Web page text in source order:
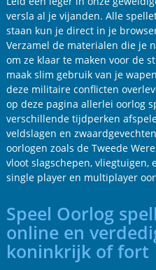
versla al je vijanden. Alle
staan kun je direct in je
Verzamel de materialen die je
om ze klaar te maken voor de
maak slim gebruik van je
deze militaire conflicten
op deze pagina allerlei oorlog
verschillende tijdperken
veldslagen en
oorlogen zoals de Tweede
vloot slagschepen, vliegtuigen,
single player en multiplayer
Speel Oorlog
online en
koninkrijk of fort